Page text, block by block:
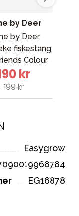
by Deer
by Deer
fiskestang
Colour
mixkr
199 kr
Easygrow
EG16878